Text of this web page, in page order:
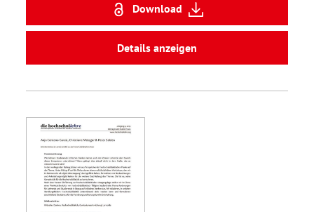
Download
Details anzeigen